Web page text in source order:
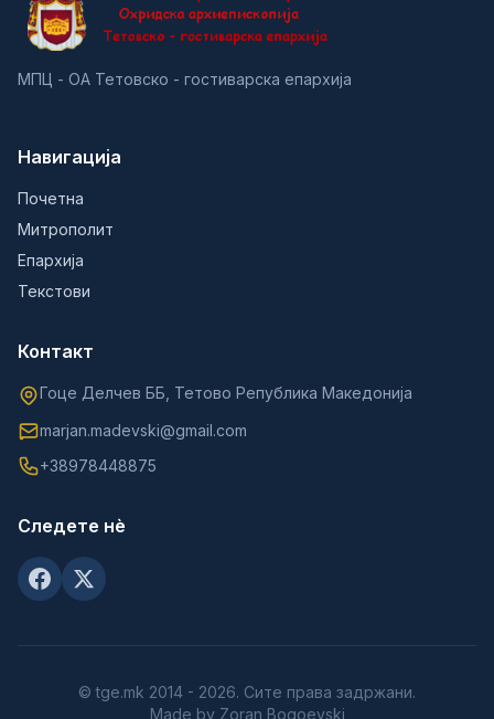
МПЦ - ОА Тетовско - гостиварска епархија
Навигација
Почетна
Митрополит
Епархија
Текстови
Контакт
Гоце Делчев ББ, Тетово Република Македонија
marjan.madevski@gmail.com
+38978448875
Следете нè
© tge.mk 2014 - 2026. Сите права задржани.
Made by Zoran Bogoevski